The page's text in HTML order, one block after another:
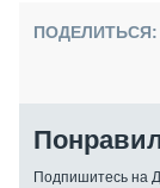
ПОДЕЛИТЬСЯ:
Подпишитесь на